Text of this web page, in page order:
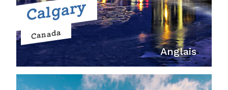
Calgary
Canada
Anglais